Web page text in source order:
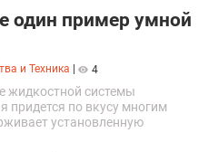
один пример умной
и Техника 4
жидкостной системы
придется по вкусу многим
установленную